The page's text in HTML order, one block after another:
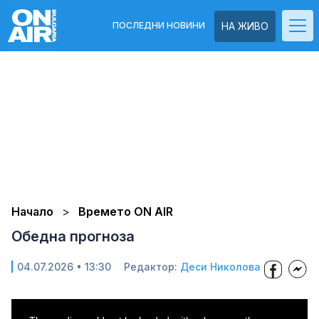
НА ЖИВО
ПОСЛЕДНИ НОВИНИ
Начало Времето ON AIR
Обедна прогноза
04.07.2026 • 13:30 Редактор: Деси Николова